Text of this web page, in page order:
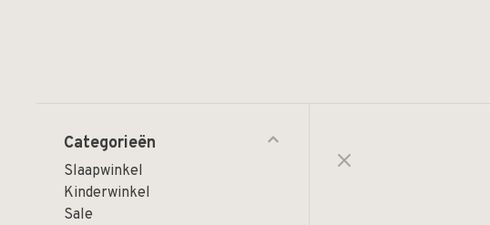
Categorieën
Slaapwinkel
Kinderwinkel
Sale